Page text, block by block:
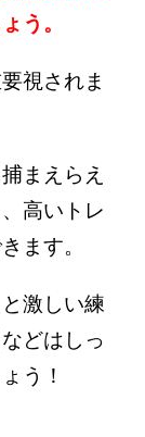
う。
視されま
まえらえ
高いトレ
ます。
激しい練
どはしっ
う！